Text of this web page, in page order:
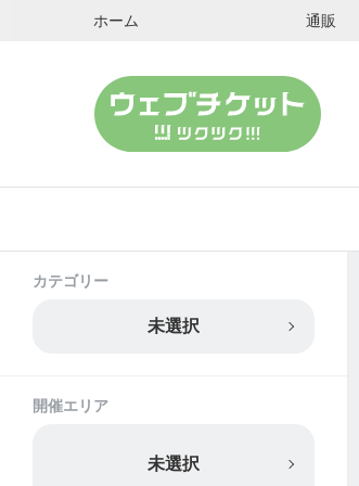
ホーム 通販
カテゴリー
未選択
開催エリア
未選択